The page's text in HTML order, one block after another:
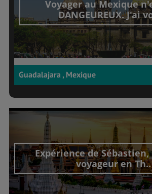
Voyager au Mexique
DANGEUREUX. J'ai
Guadalajara , Mexique
Expérience de
voyageur en Th..